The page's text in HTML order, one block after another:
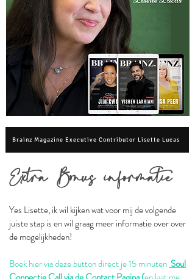
Brainz Magazine Executive Contributor Lisette Lucas
Extra Bonus informatie
Yes Lisette, ik wil kijken wat voor mij de volgende
juiste stap is en wil graag meer informatie over over
de mogelijkheden!
Boek hier via deze button direct je 15 minuten Soul